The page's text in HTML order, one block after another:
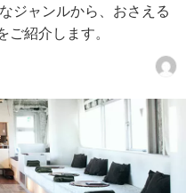
ジャンルから、おさえる
ご紹介します。